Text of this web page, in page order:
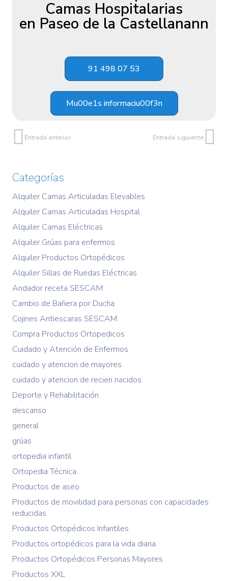
Camas Hospitalarias
en Paseo de la Castellanann
91 498 07 53
Mu00e1s informaciu00f3n
Entrada anterior Entrada siguiente
Categorías
Alquiler Camas Articuladas Elevables
Alquiler Camas Articuladas Hospital
Alquiler Camas Eléctricas
Alquiler Grúas para enfermos
Alquiler Productos Ortopédicos
Alquiler Sillas de Ruedas Eléctricas
Andador receta SESCAM
Cambio de Bañera por Ducha
Cojines Antiescaras SESCAM
Compra Productos Ortopedicos
Cuidado y Atención de Enfermos
cuidado y atencion de mayores
cuidado y atencion de recien nacidos
Deporte y Rehabilitación
descanso
general
grúas
ortopedia infantil
Ortopedia Técnica
Productos de aseo
Productos de movilidad para personas con capacidades
reducidas
Productos Ortopédicos Infantiles
Productos ortopédicos para la vida diaria
Productos Ortopédicos Personas Mayores
Productos XXL